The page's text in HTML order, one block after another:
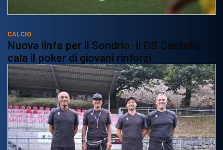
CALCIO
Nuova linfa per il Sondrio: il DS Castello
cala il poker di giovani rinforzi